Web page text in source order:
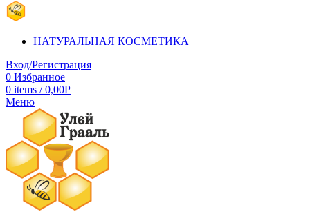
НАТУРАЛЬНАЯ КОСМЕТИКА
Вход/Регистрация
0 Избранное
0 items / 0,00Р
Меню